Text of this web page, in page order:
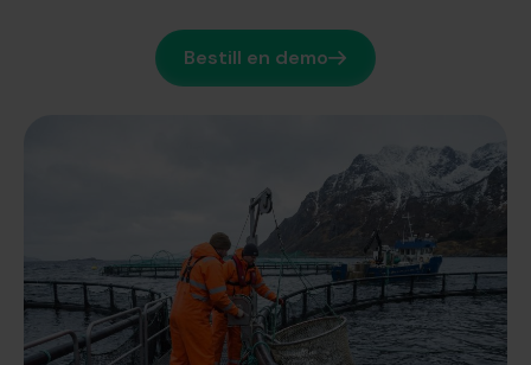
Bestill en demo